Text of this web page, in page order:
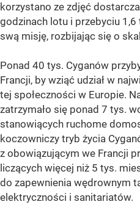
korzystano ze zdjęć
godzinach lotu i przebyciu
swą misję, rozbijając się o
Ponad 40 tys. Cyganów
Francji, by wziąć udział w
tej społeczności w Europie.
zatrzymało się ponad 7 tys.
stanowiących ruchome
koczowniczy tryb życia
z obowiązującym we Francji
liczących więcej niż 5 tys.
do zapewnienia wędrownym
elektryczności i sanitariatów.